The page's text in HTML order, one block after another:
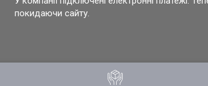
покидаючи сайту.